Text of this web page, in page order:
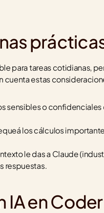
para tareas cotidianas,
estas
sensibles o
los cálculos
le das a Claude
respuestas.
IA en